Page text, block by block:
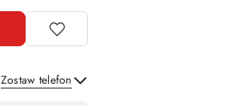
Zostaw telefon